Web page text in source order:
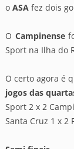
o ASA fez dois
O Campinense
Sport na Ilha do
O certo agora é
jogos das
Sport 2 x 2
Santa Cruz 1 x 2